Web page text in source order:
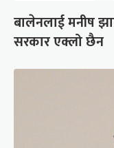
बालेनलाई मनीष
सरकार एक्लो छैन